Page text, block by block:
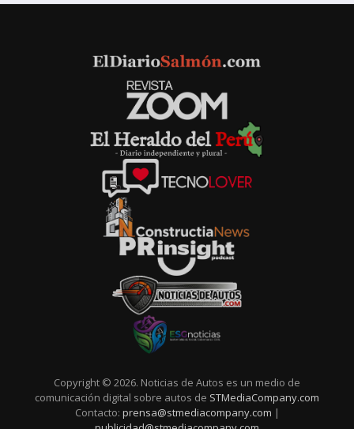
Copyright © 2026. Noticias de Autos es un medio de
comunicación digital sobre autos de STMediaCompany.com
Contacto: prensa@stmediacompany.com |